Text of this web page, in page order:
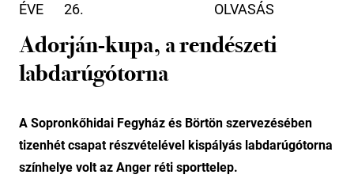
ÉVE
26.
OLVASÁS
Adorján-kupa, a rendészeti
labdarúgótorna
A Sopronkőhidai Fegyház és Börtön szervezésében
tizenhét csapat részvételével kispályás labdarúgótorna
színhelye volt az Anger réti sporttelep.